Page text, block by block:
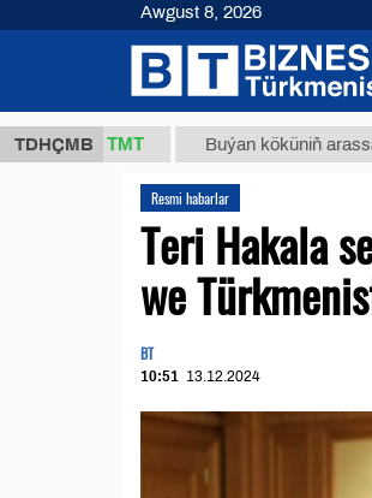
TDHÇMB
ТМТ Buýan köküniň
Resmi habarlar
Teri Hakala
we
BT
10:51 13.12.2024
Awgust 8, 2026